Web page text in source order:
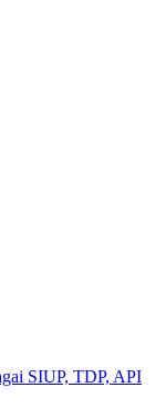
SIUP, TDP, API